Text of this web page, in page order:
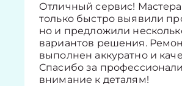
Отличный сервис!
только быстро выявили
но и предложили
вариантов решения.
выполнен аккуратно и
Спасибо за
внимание к деталям!